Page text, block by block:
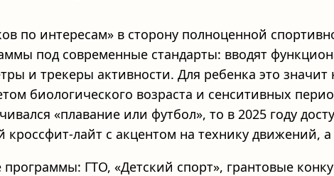
по интересам» в сторону полноценной
под современные стандарты: вводят
и трекеры активности. Для ребенка это значит
биологического возраста и сенситивных
«плавание или футбол», то в 2025 году
с акцентом на технику движений,
ГТО, «Детский спорт», грантовые